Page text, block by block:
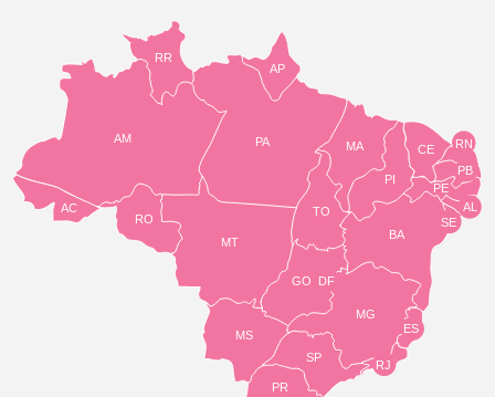
TO
BA
SE
PE
AL
RN
CE
PI
MA
AP
PA
RR
AM
AC
RO
MT
MS
GO
PR
SP
MG
RJ
ES
DF
PB